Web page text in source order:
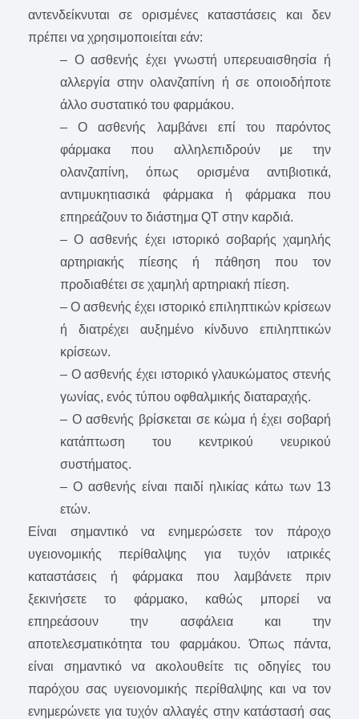
αντενδείκνυται σε ορισμένες καταστάσεις και δεν
πρέπει να χρησιμοποιείται εάν:
– Ο ασθενής έχει γνωστή υπερευαισθησία ή
αλλεργία στην ολανζαπίνη ή σε οποιοδήποτε
άλλο συστατικό του φαρμάκου.
– Ο ασθενής λαμβάνει επί του παρόντος
φάρμακα που αλληλεπιδρούν με την
ολανζαπίνη, όπως ορισμένα αντιβιοτικά,
αντιμυκητιασικά φάρμακα ή φάρμακα που
επηρεάζουν το διάστημα QT στην καρδιά.
– Ο ασθενής έχει ιστορικό σοβαρής χαμηλής
αρτηριακής πίεσης ή πάθηση που τον
προδιαθέτει σε χαμηλή αρτηριακή πίεση.
– Ο ασθενής έχει ιστορικό επιληπτικών κρίσεων
ή διατρέχει αυξημένο κίνδυνο επιληπτικών
κρίσεων.
– Ο ασθενής έχει ιστορικό γλαυκώματος στενής
γωνίας, ενός τύπου οφθαλμικής διαταραχής.
– Ο ασθενής βρίσκεται σε κώμα ή έχει σοβαρή
κατάπτωση του κεντρικού νευρικού
συστήματος.
– Ο ασθενής είναι παιδί ηλικίας κάτω των 13
ετών.
Είναι σημαντικό να ενημερώσετε τον πάροχο
υγειονομικής περίθαλψης για τυχόν ιατρικές
καταστάσεις ή φάρμακα που λαμβάνετε πριν
ξεκινήσετε το φάρμακο, καθώς μπορεί να
επηρεάσουν την ασφάλεια και την
αποτελεσματικότητα του φαρμάκου. Όπως πάντα,
είναι σημαντικό να ακολουθείτε τις οδηγίες του
παρόχου σας υγειονομικής περίθαλψης και να τον
ενημερώνετε για τυχόν αλλαγές στην κατάστασή σας